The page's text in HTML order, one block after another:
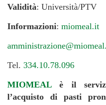
Validità: Università/PTV
Informazioni: miomeal.it
Tel. 334.10.78.096
MIOMEALè il
l’acquisto di pasti